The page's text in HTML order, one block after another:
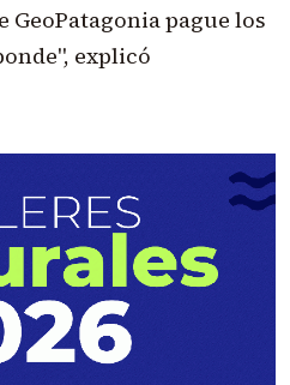
GeoPatagonia pague los
explicó